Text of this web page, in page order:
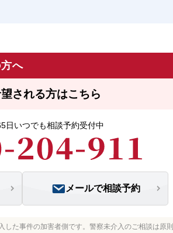
へ
される方はこちら
日いつでも相談予約受付中
メールで相談予約
た事件の加害者側です。警察未介入のご相談は原則